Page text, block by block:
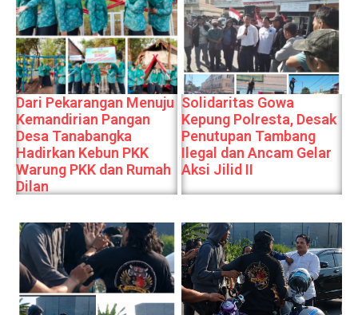
Dari Pekarangan Menuju
Kemandirian Pangan
Desa Tanabangka
Hadirkan Kebun PKK
Warung PKK dan Rumah
Dilan
Solidaritas Gowa
Kepung Polresta, Desak
Penutupan Tambang
Ilegal dan Ancam Gelar
Aksi Jilid II